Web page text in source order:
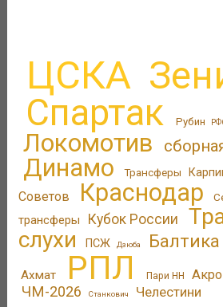
ЦСКА
Спартак Рубин
Локомотив
Динамо Трансферы
Советов
Краснодар
трансферы
Кубок России
слухи
ПСЖ Дзюба Балтика
Ахмат РПЛ Пари НН
ЧМ-2026 Станкович Челестини